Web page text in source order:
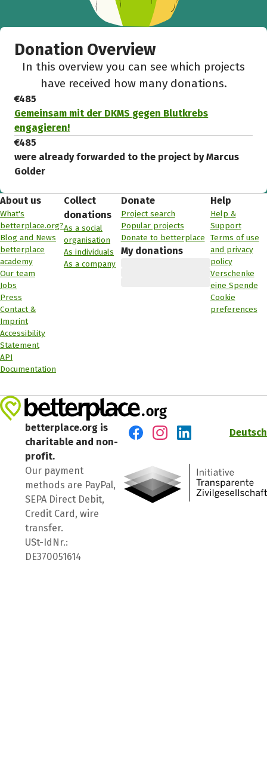
Donation Overview
In this overview you can see which projects
have received how many donations.
€485
Gemeinsam mit der DKMS gegen Blutkrebs
engagieren!
€485
were already forwarded to the project by Marcus
Golder
About us
What's
betterplace.org?
Blog and News
betterplace
academy
Our team
Jobs
Press
Contact &
Imprint
Accessibility
Statement
API
Documentation
Collect
donations
As a social
organisation
As individuals
As a company
Donate
Project search
Popular projects
Donate to betterplace
My donations
Help
Help &
Support
Terms of use
and privacy
policy
Verschenke
eine Spende
Cookie
preferences
betterplace.org is
charitable and non-
profit.
Our payment
methods are PayPal,
SEPA Direct Debit,
Credit Card, wire
transfer.
USt-IdNr.:
DE370051614
Deutsch